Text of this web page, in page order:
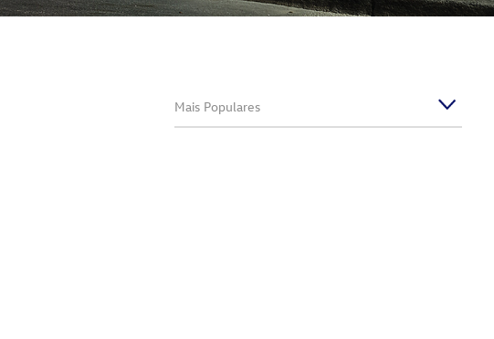
Mais Populares